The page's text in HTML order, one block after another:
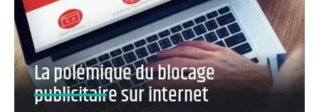
La polémique du blocage
publicitaire sur internet